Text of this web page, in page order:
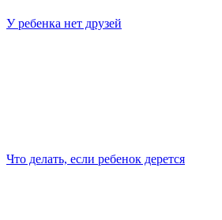
У ребенка нет друзей
Что делать, если ребенок дерется